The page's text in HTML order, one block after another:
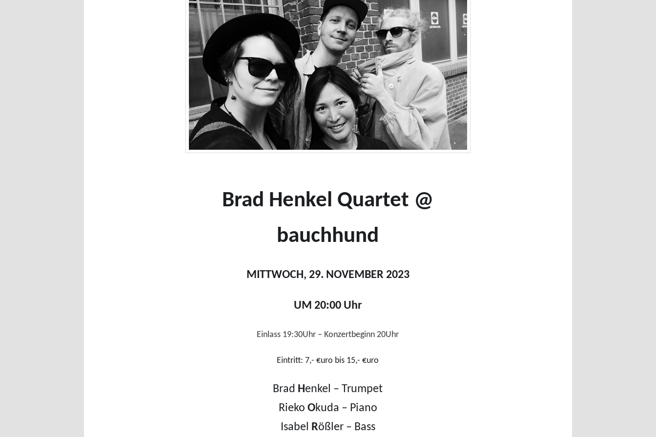
Brad Henkel Quartet @
bauchhund
MITTWOCH, 29. NOVEMBER 2023
UM 20:00 Uhr
Einlass 19:30Uhr – Konzertbeginn 20Uhr
Eintritt: 7,- €uro bis 15,- €uro
Brad H enkel – Trumpet
Rieko Okuda – Piano
Isabel
Rößler – Bass